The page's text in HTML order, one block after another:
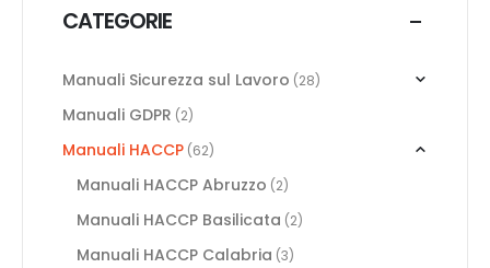
CATEGORIE
Manuali Sicurezza sul Lavoro (28)
Manuali GDPR (2)
Manuali HACCP (62)
Manuali HACCP Abruzzo (2)
Manuali HACCP Basilicata (2)
Manuali HACCP Calabria (3)